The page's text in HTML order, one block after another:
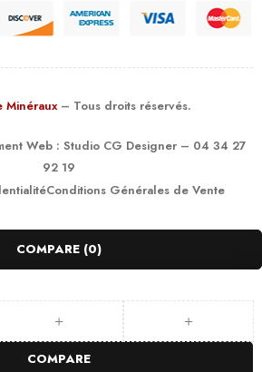
Minéraux – Tous droits réservés.
Web : Studio CG Designer– 04 34 27
92 19
Conditions Générales de Vente
COMPARE (0)
COMPARE